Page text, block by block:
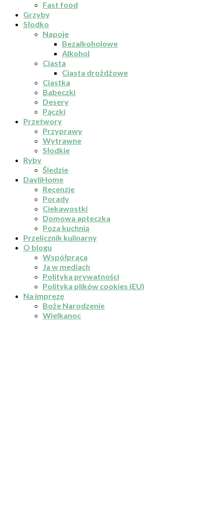
Fast food
Grzyby
Słodko
Napoje
Bezalkoholowe
Alkohol
Ciasta
Ciasta drożdżowe
Ciastka
Babeczki
Desery
Pączki
Przetwory
Przyprawy
Wytrawne
Słodkie
Ryby
Śledzie
DayliHome
Recenzje
Porady
Ciekawostki
Domowa apteczka
Poza kuchnią
Przelicznik kulinarny
O blogu
Współpraca
Ja w mediach
Polityka prywatności
Polityka plików cookies (EU)
Na imprezę
Boże Narodzenie
Wielkanoc